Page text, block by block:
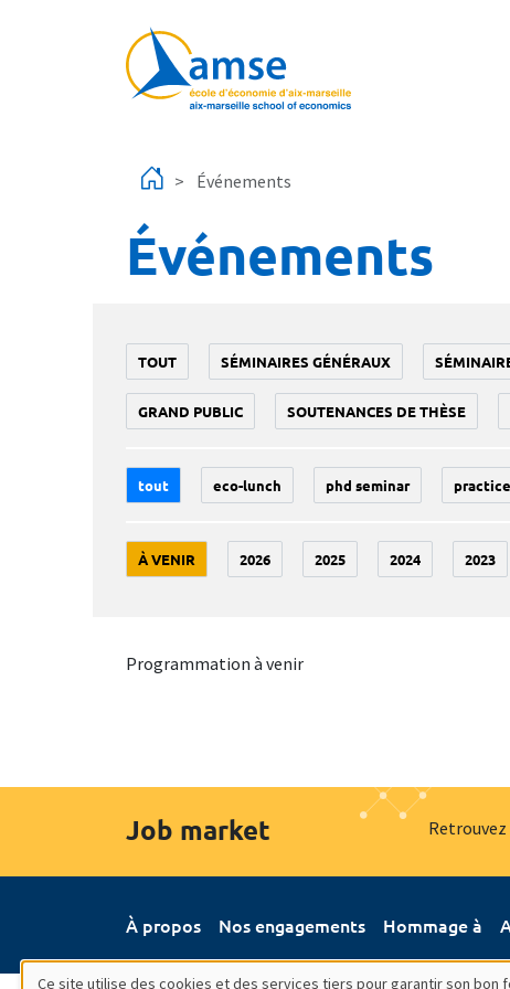
Événements
Événements
TOUT SÉMINAIRES GÉNÉRAUX
GRAND PUBLIC SOUTENANCES DE THÈSE
tout eco-lunch phd seminar
À VENIR 2026 2025 2024 2023
Programmation à venir
Job market
À propos Nos engagements Hommage à
Ce site utilise des cookies et des services tiers pour garantir son